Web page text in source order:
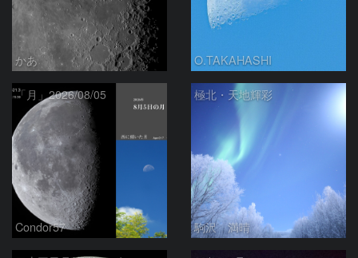
かあ O.TAKAHASHI
「月」2026/08/05
Condor57
極北・天地輝彩
駒沢 満晴